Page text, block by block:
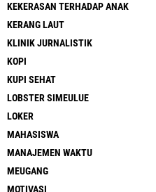
KEKERASAN TERHADAP ANAK
KERANG LAUT
KLINIK JURNALISTIK
KOPI
KUPI SEHAT
LOBSTER SIMEULUE
LOKER
MAHASISWA
MANAJEMEN WAKTU
MEUGANG
MOTIVASI